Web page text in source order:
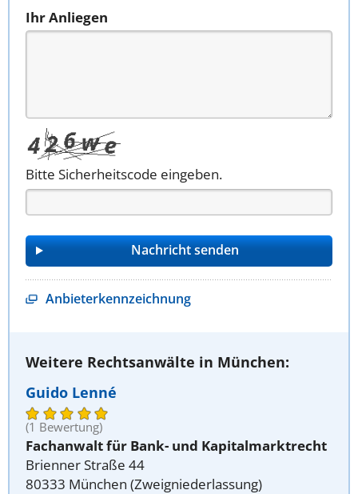
Ihr Anliegen
Bitte Sicherheitscode eingeben.
Anbieterkennzeichnung
Weitere Rechtsanwälte in München:
Guido Lenné
(1 Bewertung)
Fachanwalt für Bank- und Kapitalmarktrecht
Brienner Straße 44
80333 München (Zweigniederlassung)